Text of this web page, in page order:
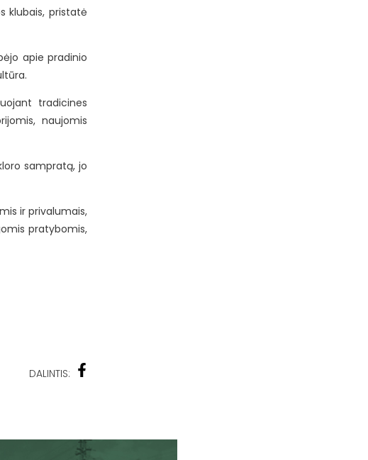
klubais, pristatė
apie pradinio
tradicines
naujomis
sampratą, jo
ir privalumais,
pratybomis,
DALINTIS: